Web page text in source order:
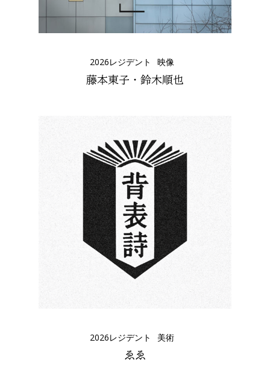
2026レジデント 映像
藤本東子・鈴木順也
2026レジデント 美術
ゑゑ